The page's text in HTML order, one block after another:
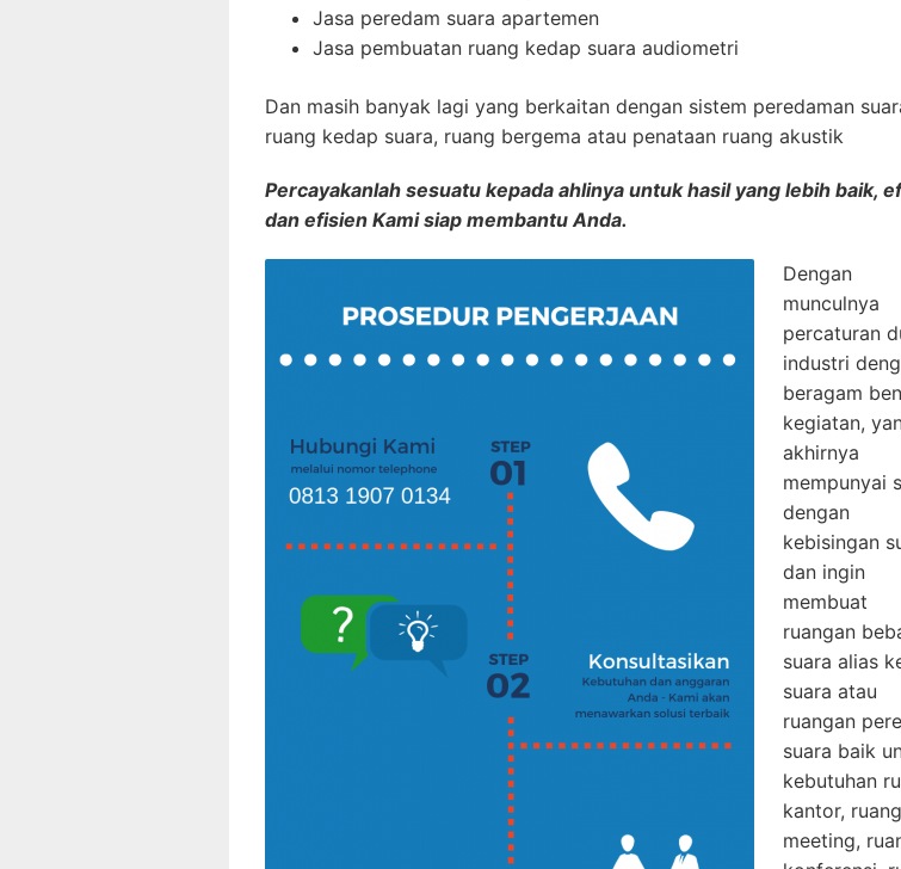
Jasa peredam suara apartemen
Jasa pembuatan ruang kedap suara audiometri
Dan masih banyak lagi yang berkaitan dengan sistem peredaman
ruang kedap suara, ruang bergema atau penataan ruang akustik
Percayakanlah sesuatu kepada ahlinya untuk hasil yang lebih baik,
dan efisien Kami siap membantu Anda.
Dengan
munculnya
percaturan
industri
beragam
kegiatan,
akhirnya
mempunyai
dengan
kebisingan
dan ingin
membuat
ruangan
suara alias
suara atau
ruangan
suara baik
kebutuhan
kantor, ruang
meeting,